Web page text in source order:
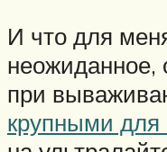
И что для
неожиданное,
при
крупными